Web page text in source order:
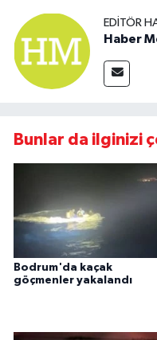
EDITÖR
Haber
Bunlar da ilginizi
Bodrum'da kaçak
göçmenler yakalandı